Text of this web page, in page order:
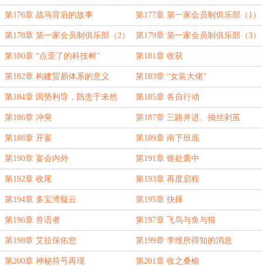
第176章 战马背后的故事 第177章 第一家会员制俱乐部（1）
第178章 第一家会员制俱乐部（2） 第179章 第一家会员制俱乐部（3）
第180章 “点歪了的科技树” 第181章 收获
第182章 构建贸易体系的意义 第183章 “女装大佬”
第184章 因势利导，防患于未然 第185章 各自行动
第186章 冲突 第187章 三路并进、抽丝剥茧
第188章 开宴 第189章 南下班底
第190章 宴会内外 第191章 锥处囊中
第192章 收尾 第193章 再度启程
第194章 多宝湾疑云 第195章 抉择
第196章 兽语者 第197章 飞鸟与鱼与猫
第198章 艾拉保佑您 第199章 李维所得知的消息
第200章 神秘符号再现 第201章 收之桑榆